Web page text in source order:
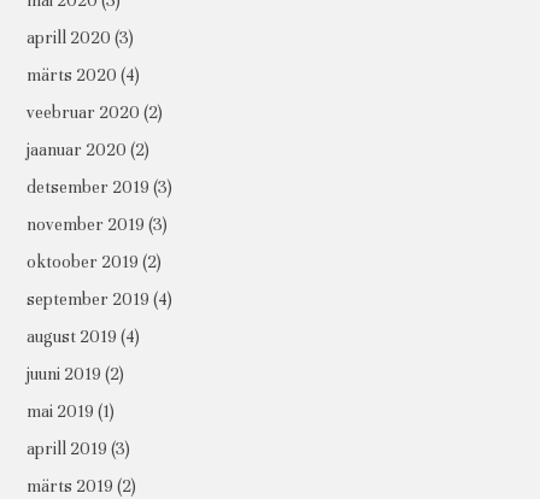
aprill 2020 (3)
märts 2020 (4)
veebruar 2020 (2)
jaanuar 2020 (2)
detsember 2019 (3)
november 2019 (3)
oktoober 2019 (2)
september 2019 (4)
august 2019 (4)
juuni 2019 (2)
mai 2019 (1)
aprill 2019 (3)
märts 2019 (2)